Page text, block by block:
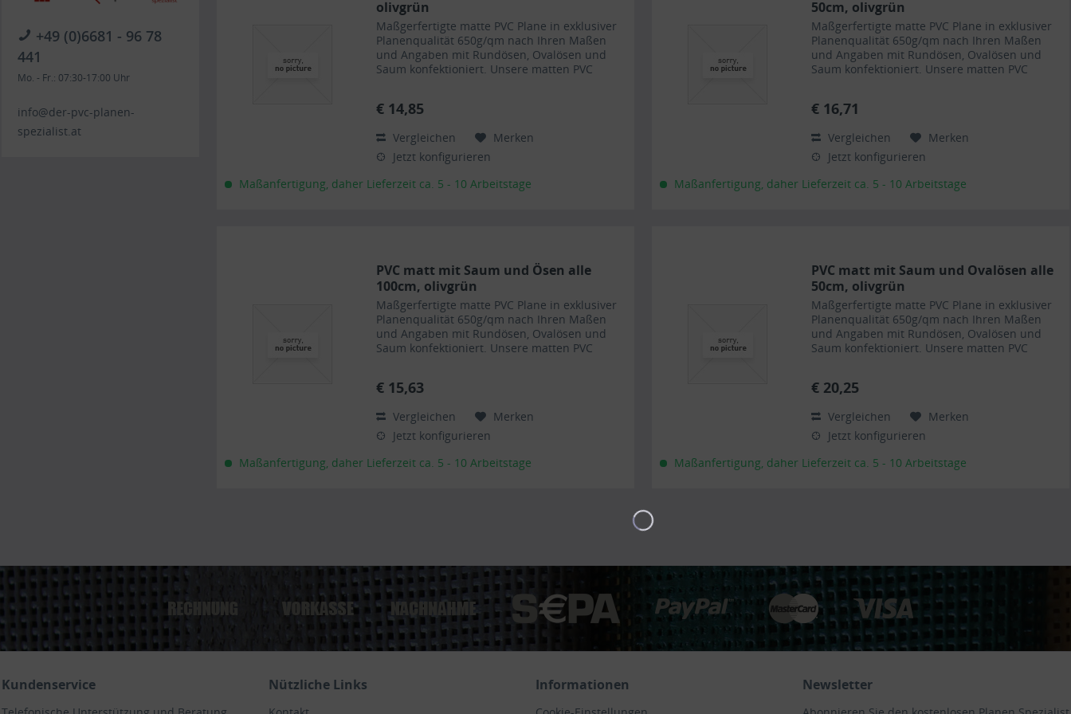
+49 (0)6681 - 96 78
441
Mo. - Fr.: 07:30-17:00 Uhr
info@der-pvc-planen-
spezialist.at
olivgrün
Maßgerfertigte matte PVC Plane in exklusiver
Planenqualität 650g/qm nach Ihren Maßen
und Angaben mit Rundösen, Ovalösen und
Saum konfektioniert. Unsere matten PVC
€ 14,85
Vergleichen
Merken
Jetzt konfigurieren
Maßanfertigung, daher Lieferzeit ca. 5 - 10 Arbeitstage
50cm, olivgrün
Maßgerfertigte matte PVC Plane in exklusiver
Planenqualität 650g/qm nach Ihren Maßen
und Angaben mit Rundösen, Ovalösen und
Saum konfektioniert. Unsere matten PVC
€ 16,71
Vergleichen
Merken
Jetzt konfigurieren
Maßanfertigung, daher Lieferzeit ca. 5 - 10 Arbeitstage
PVC matt mit Saum und Ösen alle
100cm, olivgrün
Maßgerfertigte matte PVC Plane in exklusiver
Planenqualität 650g/qm nach Ihren Maßen
und Angaben mit Rundösen, Ovalösen und
Saum konfektioniert. Unsere matten PVC
€ 15,63
Vergleichen
Merken
Jetzt konfigurieren
Maßanfertigung, daher Lieferzeit ca. 5 - 10 Arbeitstage
PVC matt mit Saum und Ovalösen alle
50cm, olivgrün
Maßgerfertigte matte PVC Plane in exklusiver
Planenqualität 650g/qm nach Ihren Maßen
und Angaben mit Rundösen, Ovalösen und
Saum konfektioniert. Unsere matten PVC
€ 20,25
Vergleichen
Merken
Jetzt konfigurieren
Maßanfertigung, daher Lieferzeit ca. 5 - 10 Arbeitstage
Kundenservice Nützliche Links Informationen Newsletter